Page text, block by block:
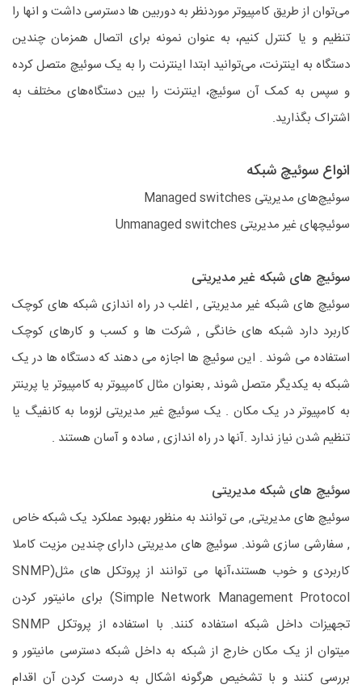
می‌توان از طریق کامپیوتر موردنظر به دوربین ها دسترسی داشت و انها را
تنظیم و یا کنترل کنیم، به عنوان نمونه برای اتصال همزمان چندین
دستگاه به اینترنت، می‌توانید ابتدا اینترنت را به یک سوئیچ متصل کرده
و سپس به کمک آن سوئیچ، اینترنت را بین دستگاه‌های مختلف به
اشتراک بگذارید.
انواع سوئیچ شبکه
سوئیچ‌های مدیریتی Managed switches
سوئیچهای غیر مدیریتی Unmanaged switches
سوئیچ های شبکه غیر مدیریتی
سوئیچ های شبکه غیر مدیریتی , اغلب در راه اندازی شبکه های کوچک
کاربرد دارد شبکه های خانگی , شرکت ها و کسب و کارهای کوچک
استفاده می شوند . این سوئیچ ها اجازه می دهند که دستگاه ها در یک
شبکه به یکدیگر متصل شوند , بعنوان مثال کامپیوتر به کامپیوتر یا پرینتر
به کامپیوتر در یک مکان . یک سوئیچ غیر مدیریتی لزوما به کانفیگ یا
تنظیم شدن نیاز ندارد .آنها در راه اندازی , ساده و آسان هستند .
سوئیچ های شبکه مدیریتی
سوئیچ های مدیریتی, می توانند به منظور بهبود عملکرد یک شبکه خاص
, سفارشی سازی شوند. سوئیچ های مدیریتی دارای چندین مزیت کاملا
کاربردی و خوب هستند،آنها می توانند از پروتکل های مثل(SNMP
(Simple Network Management Protocol برای مانیتور کردن
تجهیزات داخل شبکه استفاده کنند. با استفاده از پروتکل SNMP
میتوان از یک مکان خارج از شبکه به داخل شبکه دسترسی مانیتور و
بررسی کنند و با تشخیص هرگونه اشکال به درست کردن آن اقدام